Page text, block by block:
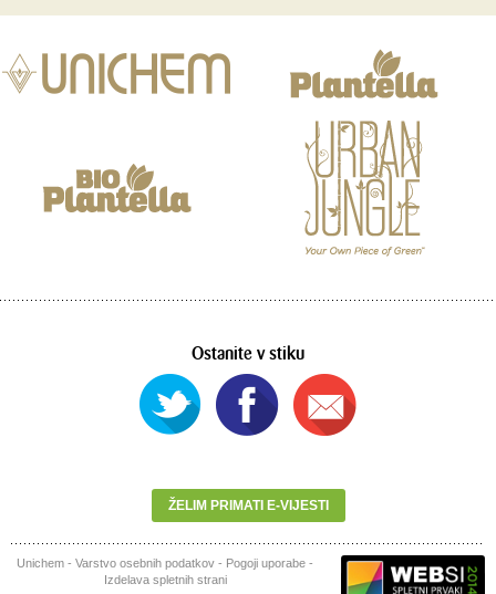
Ostanite v stiku
ŽELIM PRIMATI E-VIJESTI
Unichem - Varstvo osebnih podatkov - Pogoji uporabe -
Izdelava spletnih strani